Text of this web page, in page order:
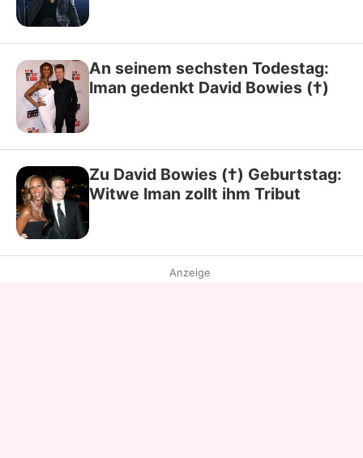
An seinem sechsten Todestag:
Iman gedenkt David Bowies (†)
Zu David Bowies (†) Geburtstag:
Witwe Iman zollt ihm Tribut
Anzeige